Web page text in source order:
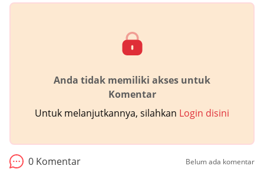
Anda tidak memiliki akses untuk
Komentar
Untuk melanjutkannya, silahkan Login disini
0 Komentar Belum ada komentar